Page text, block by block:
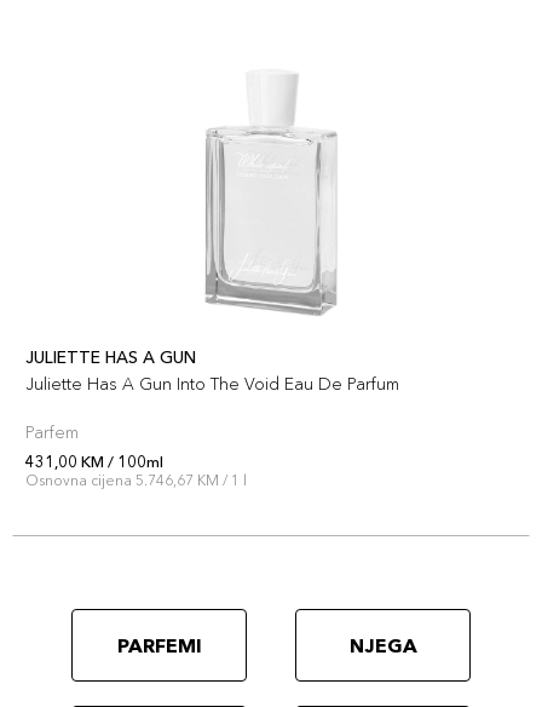
JULIETTE HAS A GUN
Juliette Has A Gun Into The Void Eau De Parfum
Parfem
431,00 KM / 100ml
Osnovna cijena 5.746,67 KM / 1 l
PARFEMI NJEGA